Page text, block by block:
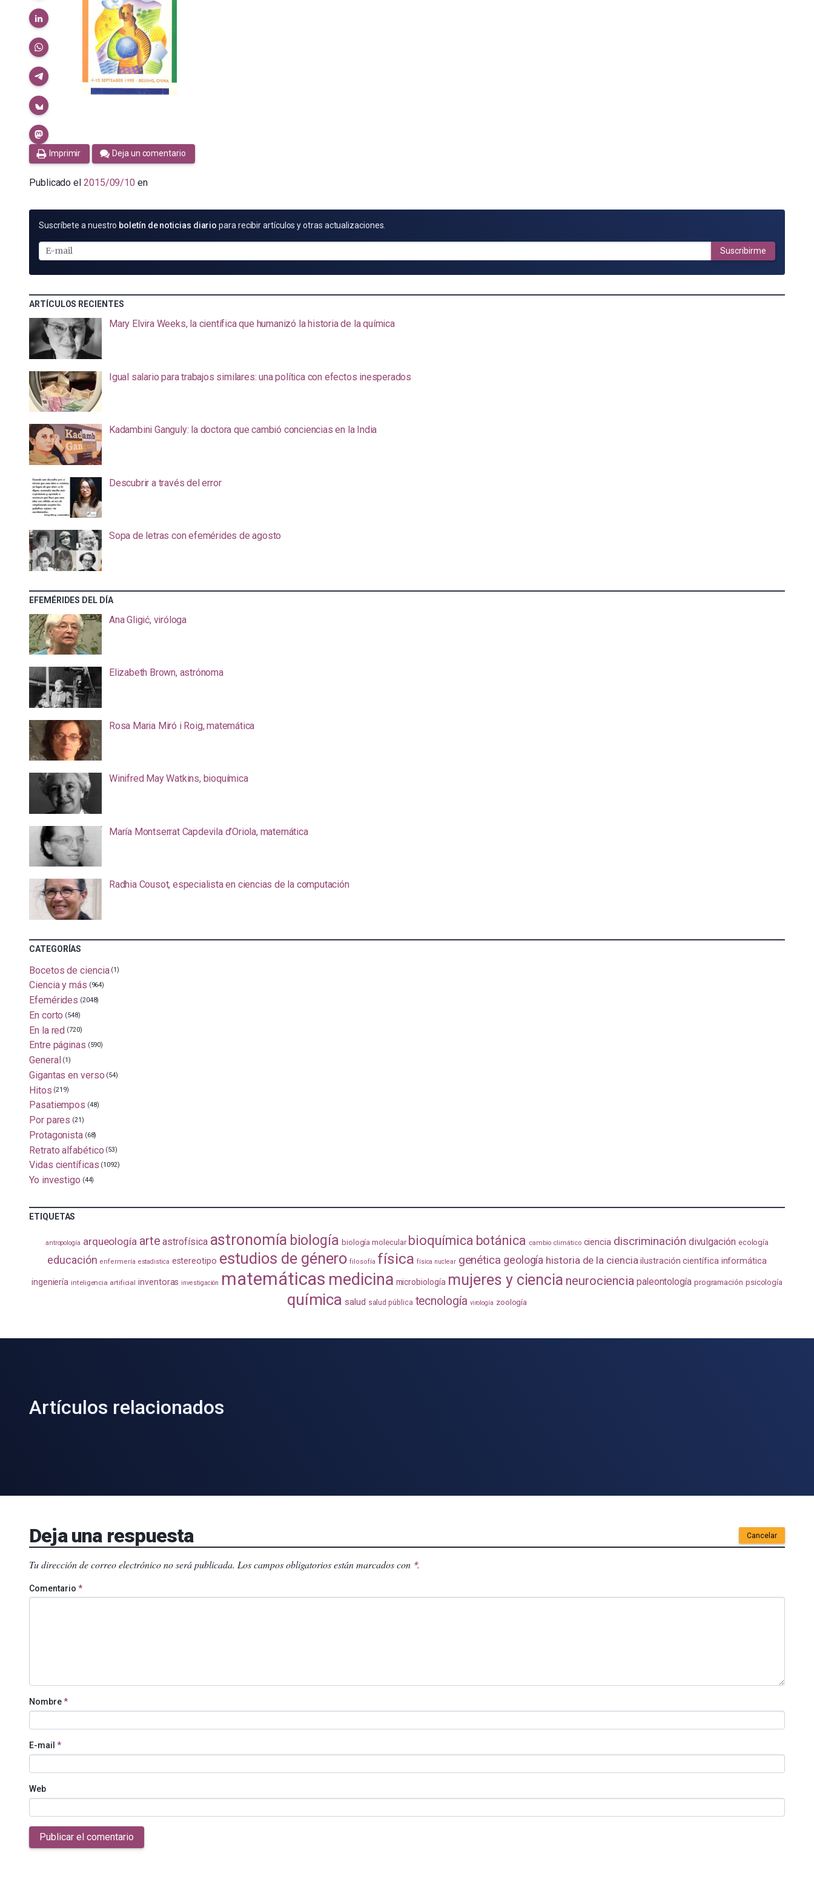
Imprimir Deja un comentario
Publicado el 2015/09/10 en
SUSCRÍBETE
E-
MAIL
Suscríbete a nuestro boletín de noticias diario para recibir artículos y otras actualizaciones.
Suscribirme
ARTÍCULOS RECIENTES
Mary Elvira Weeks, la científica que humanizó la historia de la química
Igual salario para trabajos similares: una política con efectos inesperados
Kadambini Ganguly: la doctora que cambió conciencias en la India
Descubrir a través del error
Sopa de letras con efemérides de agosto
EFEMÉRIDES DEL DÍA
Ana Gligić, viróloga
Elizabeth Brown, astrónoma
Rosa Maria Miró i Roig, matemática
Winifred May Watkins, bioquímica
María Montserrat Capdevila d’Oriola, matemática
Radhia Cousot, especialista en ciencias de la computación
CATEGORÍAS
Bocetos de ciencia (1)
Ciencia y más (964)
Efemérides (2048)
En corto (548)
En la red (720)
Entre páginas (590)
General (1)
Gigantas en verso (54)
Hitos (219)
Pasatiempos (48)
Por pares (21)
Protagonista (68)
Retrato alfabético (53)
Vidas científicas (1092)
Yo investigo (44)
ETIQUETAS
antropología arqueología arte astrofísica astronomía biología biología molecular bioquímica botánica cambio climático ciencia discriminación divulgación ecología
educación enfermería estadistica estereotipo estudios de género filosofía física física nuclear genética geología historia de la ciencia ilustración científica informática
ingeniería inteligencia artificial inventoras investigación matemáticas medicina microbiología mujeres y ciencia neurociencia paleontología programación psicología
química salud salud pública tecnología virología zoología
Artículos relacionados
Deja una respuesta Cancelar
Tu dirección de correo electrónico no será publicada. Los campos obligatorios están marcados con *.
Comentario *
Nombre*
E-mail *
Web
Publicar el comentario